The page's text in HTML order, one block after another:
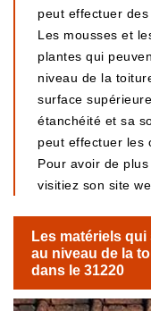
peut effectuer
Les mousses et
plantes qui
niveau de la
surface
étanchéité et sa
peut effectuer les
Pour avoir de
visitiez son site
Les matériels
au niveau de la
dans le 31220